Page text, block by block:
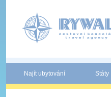
Najít ubytování Státy